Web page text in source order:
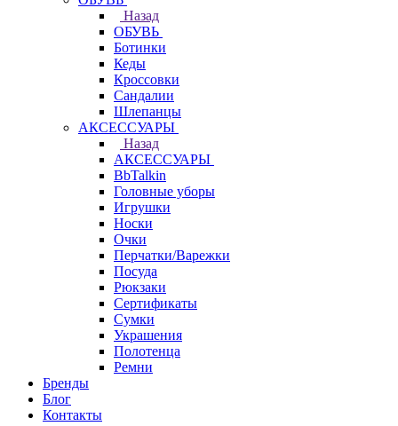
Назад
ОБУВЬ
Ботинки
Кеды
Кроссовки
Сандалии
Шлепанцы
АКСЕССУАРЫ
Назад
АКСЕССУАРЫ
BbTalkin
Головные уборы
Игрушки
Носки
Очки
Перчатки/Варежки
Посуда
Рюкзаки
Сертификаты
Сумки
Украшения
Полотенца
Ремни
Бренды
Блог
Контакты